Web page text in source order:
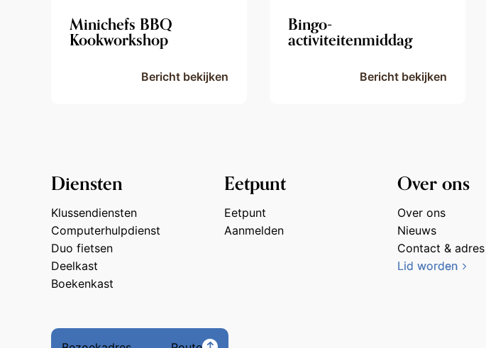
Minichefs BBQ
Kookworkshop
Bericht bekijken
Bingo-
activiteitenmiddag
Bericht bekijken
Diensten
Klussendiensten
Computerhulpdienst
Duo fietsen
Deelkast
Boekenkast
Eetpunt
Eetpunt
Aanmelden
Over ons
Over ons
Nieuws
Contact & adres
Lid worden